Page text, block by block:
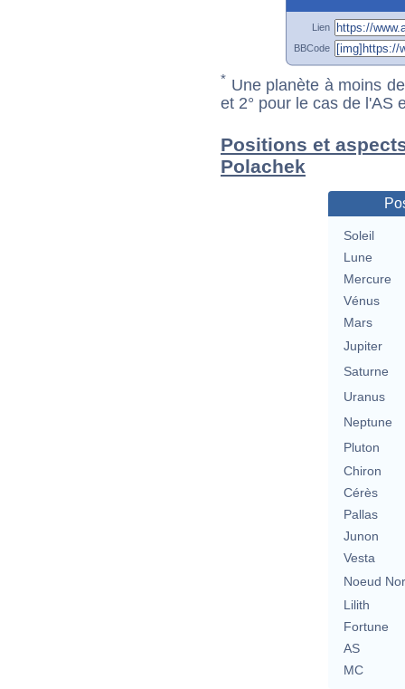
Lien
BBCode
* Une planète à moins
et 2° pour le cas de l'AS
Positions et
Polachek
Soleil
Lune
Mercure
Vénus
Mars
Jupiter
Saturne
Uranus
Neptune
Pluton
Chiron
Cérès
Pallas
Junon
Vesta
Noeud
Lilith
Fortune
AS
MC